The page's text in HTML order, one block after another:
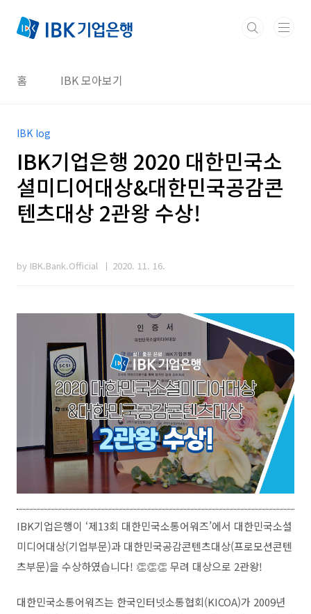
홈 IBK 모아보기
IBK log
IBK기업은행 2020 대한민국소
셜미디어대상&대한민국공감콘
텐츠대상 2관왕 수상!
by IBK.Bank.Official 2020. 11. 16.
IBK기업은행이 ‘제13회 대한민국소통어워즈’에서 대한민국소셜
미디어대상(기업부문)과 대한민국공감콘텐츠대상(프로모션콘텐
츠부문)을 수상하였습니다! 👏👏👏 무려 대상으로 2관왕!
대한민국소통어워즈는 한국인터넷소통협회(KICOA)가 2009년